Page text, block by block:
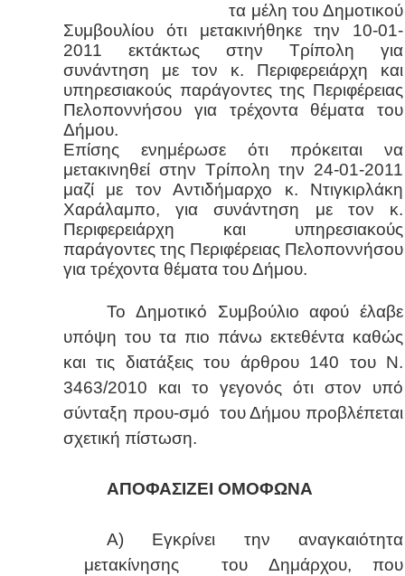
τα μέλη του Δημοτικού
Συμβουλίου ότι μετακινήθηκε την 10-01-
2011 εκτάκτως στην Τρίπολη για
συνάντηση με τον κ. Περιφερειάρχη και
υπηρεσιακούς παράγοντες της Περιφέρειας
Πελοποννήσου για τρέχοντα θέματα του
Δήμου.
Επίσης ενημέρωσε ότι πρόκειται να
μετακινηθεί στην Τρίπολη την 24-01-2011
μαζί με τον Αντιδήμαρχο κ. Ντιγκιρλάκη
Χαράλαμπο, για συνάντηση με τον κ.
Περιφερειάρχη και υπηρεσιακούς
παράγοντες της Περιφέρειας Πελοποννήσου
για τρέχοντα θέματα του Δήμου.
Το Δημοτικό Συμβούλιο αφού έλαβε
υπόψη του τα πιο πάνω εκτεθέντα καθώς
και τις διατάξεις του άρθρου 140 του Ν.
3463/2010 και το γεγονός ότι στον υπό
σύνταξη πρου-σμό του Δήμου προβλέπεται
σχετική πίστωση.
ΑΠΟΦΑΣΙΖΕΙ ΟΜΟΦΩΝΑ
Α) Εγκρίνει την αναγκαιότητα
μετακίνησης του Δημάρχου, που